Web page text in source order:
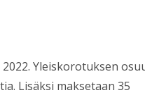
Yleiskorotuksen
Lisäksi maksetaan 35